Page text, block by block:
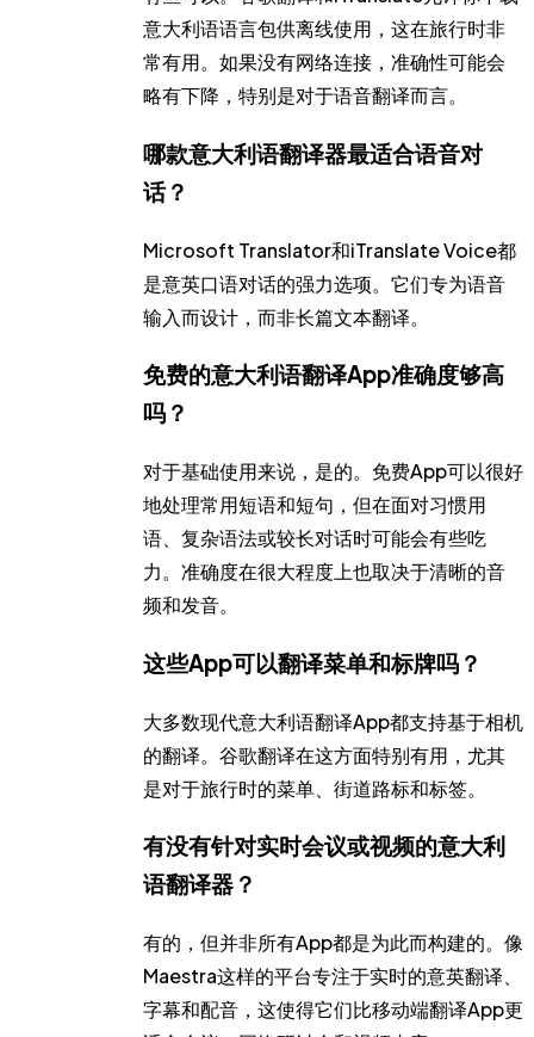
意大利语语言包供离线使用，这在旅行时非
常有用。如果没有网络连接，准确性可能会
略有下降，特别是对于语音翻译而言。
哪款意大利语翻译器最适合语音对
话？
Microsoft Translator和iTranslate Voice都
是意英口语对话的强力选项。它们专为语音
输入而设计，而非长篇文本翻译。
免费的意大利语翻译App准确度够高
吗？
对于基础使用来说，是的。免费App可以很好
地处理常用短语和短句，但在面对习惯用
语、复杂语法或较长对话时可能会有些吃
力。准确度在很大程度上也取决于清晰的音
频和发音。
这些App可以翻译菜单和标牌吗？
大多数现代意大利语翻译App都支持基于相机
的翻译。谷歌翻译在这方面特别有用，尤其
是对于旅行时的菜单、街道路标和标签。
有没有针对实时会议或视频的意大利
语翻译器？
有的，但并非所有App都是为此而构建的。像
Maestra这样的平台专注于实时的意英翻译、
字幕和配音，这使得它们比移动端翻译App更